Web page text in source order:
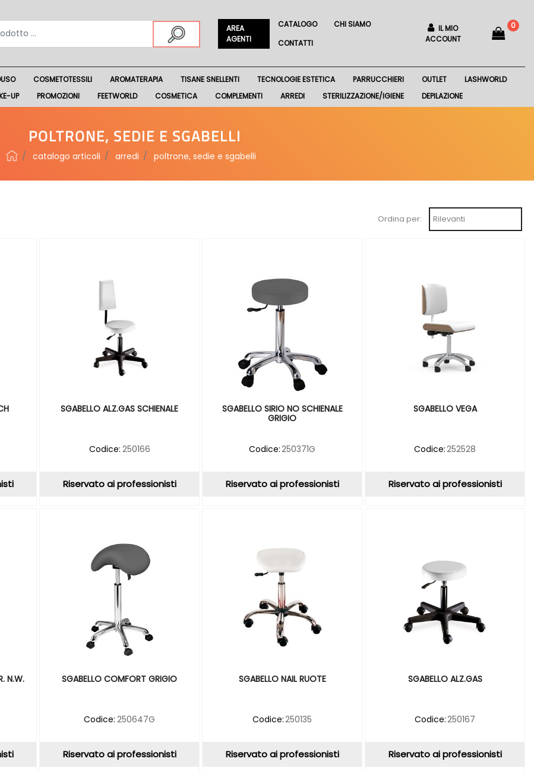
AREA
AGENTI
CATALOGO
CHI SIAMO
CONTATTI
IL MIO
ACCOUNT
0
COSMETOTESSILI AROMATERAPIA TISANE SNELLENTI TECNOLOGIE ESTETICA PARRUCCHIERI OUTLET
LASHWORLD
UP PROMOZIONI FEETWORLD COSMETICA COMPLEMENTI ARREDI STERILIZZAZIONE/IGIENE DEPILAZIONE
POLTRONE, SEDIE E SGABELLI
catalogo articoli arredi poltrone, sedie e sgabelli
Ordina per:
SGABELLO ALZ.GAS SCHIENALE
Codice: 250166
Riservato ai professionisti
SGABELLO SIRIO NO SCHIENALE
GRIGIO
Codice:250371G
Riservato ai professionisti
SGABELLO VEGA
Codice:252528
Riservato ai professionisti
N.W.
SGABELLO COMFORT GRIGIO
Codice: 250647G
Riservato ai professionisti
SGABELLO NAIL RUOTE
Codice:250135
Riservato ai professionisti
SGABELLO ALZ.GAS
Codice:250167
Riservato ai professionisti